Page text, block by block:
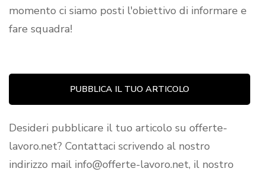
momento ci siamo posti l'obiettivo di informare e
fare squadra!
PUBBLICA IL TUO ARTICOLO
Desideri pubblicare il tuo articolo su offerte-
lavoro.net? Contattaci scrivendo al nostro
indirizzo mail info@offerte-lavoro.net, il nostro